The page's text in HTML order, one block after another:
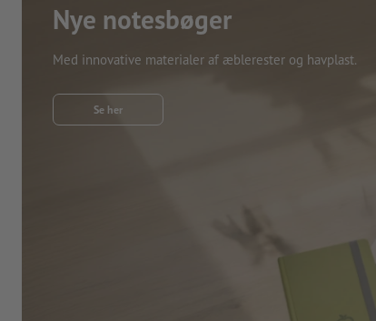
Nye notesbøger
Med innovative materialer af æblerester og havplast.
Se her